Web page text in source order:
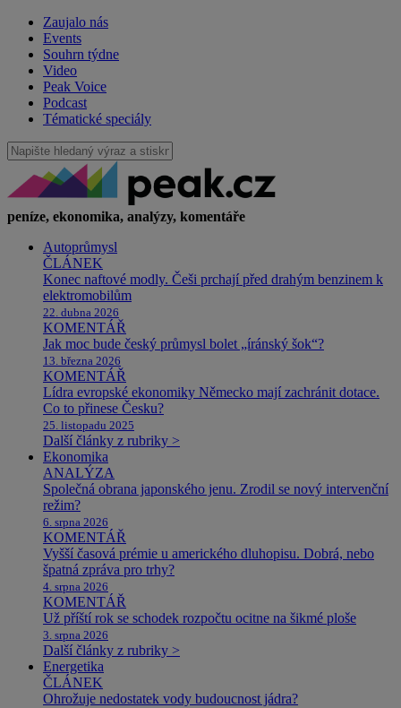
Zaujalo nás
Events
Souhrn týdne
Video
Peak Voice
Podcast
Tématické speciály
peníze, ekonomika, analýzy, komentáře
Autoprůmysl
ČLÁNEK
Konec naftové modly. Češi prchají před drahým benzinem k
elektromobilům
22. dubna 2026
KOMENTÁŘ
Jak moc bude český průmysl bolet „íránský šok“?
13. března 2026
KOMENTÁŘ
Lídra evropské ekonomiky Německo mají zachránit dotace.
Co to přinese Česku?
25. listopadu 2025
Další články z rubriky >
Ekonomika
ANALÝZA
Společná obrana japonského jenu. Zrodil se nový intervenční
režim?
6. srpna 2026
KOMENTÁŘ
Vyšší časová prémie u amerického dluhopisu. Dobrá, nebo
špatná zpráva pro trhy?
4. srpna 2026
KOMENTÁŘ
Už příští rok se schodek rozpočtu ocitne na šikmé ploše
3. srpna 2026
Další články z rubriky >
Energetika
ČLÁNEK
Ohrožuje nedostatek vody budoucnost jádra?